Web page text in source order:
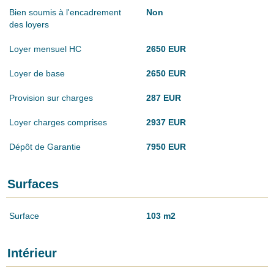
Bien soumis à l'encadrement
des loyers
Non
Loyer mensuel HC 2650 EUR
Loyer de base 2650 EUR
Provision sur charges 287 EUR
Loyer charges comprises 2937 EUR
Dépôt de Garantie 7950 EUR
Surfaces
Surface 103 m2
Intérieur